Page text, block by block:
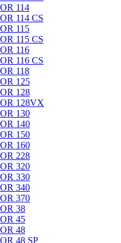
114
114 CS
115
115 CS
116
116 CS
118
125
128
128VX
130
140
150
160
228
320
330
340
370
38
45
48
48 SP